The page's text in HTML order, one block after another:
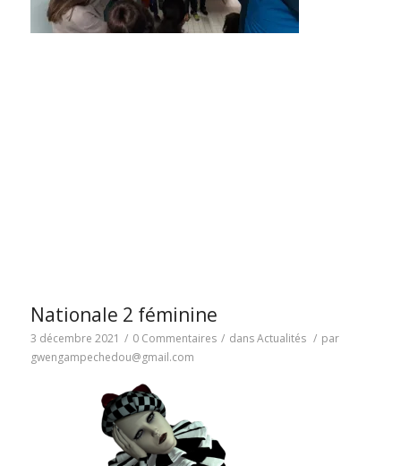
Nationale 2 féminine
3 décembre 2021 / 0 Commentaires / dansActualités / par
gwengampechedou@gmail.com